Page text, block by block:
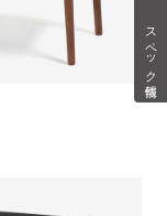
スペック情報